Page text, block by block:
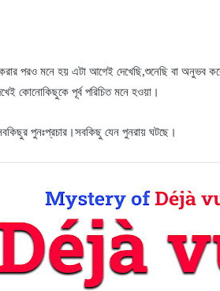
পরও মনে হয় এটা আগেই দেখেছি,শুনেছি বা অনুভব
কোনোকিছুকে পূর্ব পরিচিত মনে হওয়া।
পুনঃপ্রচার।সবকিছু যেন পুনরায় ঘটছে।